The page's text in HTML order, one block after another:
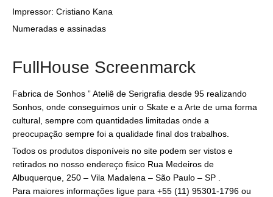
Impressor: Cristiano Kana
Numeradas e assinadas
FullHouse Screenmarck
Fabrica de Sonhos ” Ateliê de Serigrafia desde 95 realizando
Sonhos, onde conseguimos unir o Skate e a Arte de uma forma
cultural, sempre com quantidades limitadas onde a
preocupação sempre foi a qualidade final dos trabalhos.
Todos os produtos disponíveis no site podem ser vistos e
retirados no nosso endereço fisico Rua Medeiros de
Albuquerque, 250 – Vila Madalena – São Paulo – SP .
Para maiores informações ligue para +55 (11) 95301-1796 ou